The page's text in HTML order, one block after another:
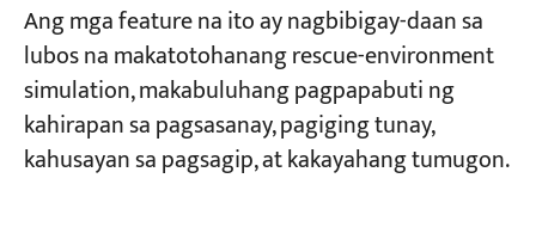
Ang mga feature na ito ay nagbibigay-daan sa
lubos na makatotohanang rescue-environment
simulation, makabuluhang pagpapabuti ng
kahirapan sa pagsasanay, pagiging tunay,
kahusayan sa pagsagip, at kakayahang tumugon.